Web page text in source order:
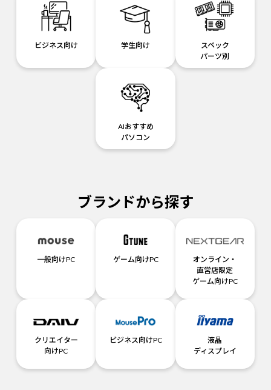
ビジネス向け 学生向け
スペック
パーツ別
AIおすすめ
パソコン
ブランドから探す
一般向けPC ゲーム向けPC
オンライン・
直営店限定
ゲーム向けPC
クリエイター
向けPC
ビジネス向けPC
液晶
ディスプレイ